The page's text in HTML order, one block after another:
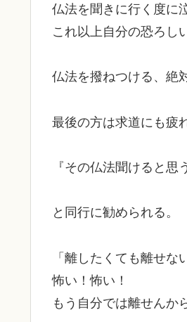
仏法を聞きに行く度に
これ以上自分の恐ろし
仏法を撥ねつける、絶
最後の方は求道にも疲
『その仏法聞けると思
と同行に勧められる。
「離したくても離せ
怖い！怖い！
もう自分では離せんか